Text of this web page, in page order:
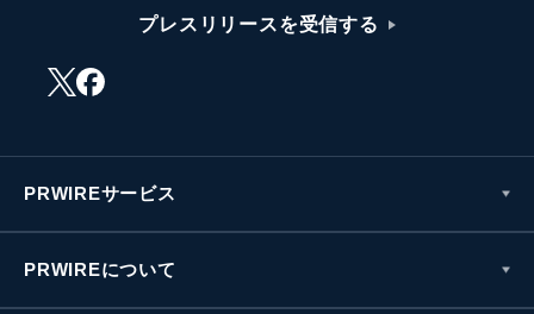
プレスリリースを受信する
PRWIREサービス
PRWIREについて